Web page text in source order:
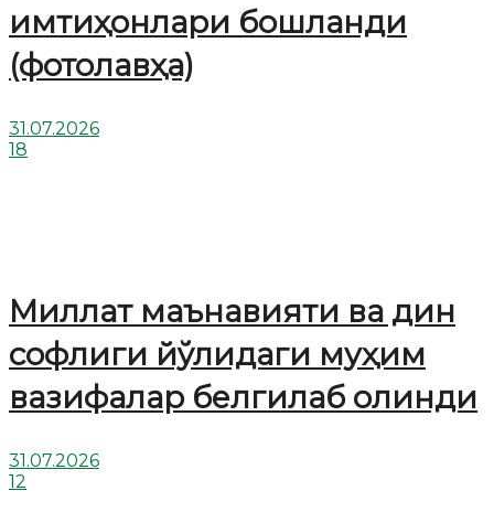
имтиҳонлари бошланди
(фотолавҳа)
31.07.2026
18
Миллат маънавияти ва дин
софлиги йўлидаги муҳим
вазифалар белгилаб олинди
31.07.2026
12